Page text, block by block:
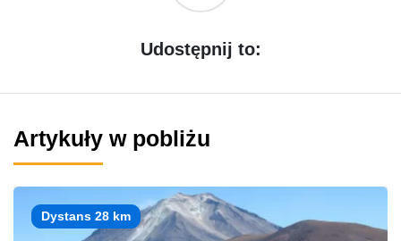
Udostępnij to:
Artykuły w pobliżu
Dystans 28 km